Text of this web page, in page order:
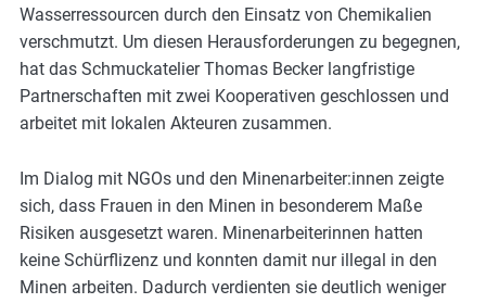
,
a
n
d
m
r
e
Wasserressourcen durch den Einsatz von Chemikalien
verschmutzt. Um diesen Herausforderungen zu begegnen,
hat das Schmuckatelier Thomas Becker langfristige
Partnerschaften mit zwei Kooperativen geschlossen und
arbeitet mit lokalen Akteuren zusammen.
Im Dialog mit NGOs und den Minenarbeiter:innen zeigte
sich, dass Frauen in den Minen in besonderem Maße
Risiken ausgesetzt waren. Minenarbeiterinnen hatten
keine Schürflizenz und konnten damit nur illegal in den
Minen arbeiten. Dadurch verdienten sie deutlich weniger